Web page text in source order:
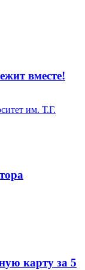
вместе!
им. Т.Г.
карту за 5